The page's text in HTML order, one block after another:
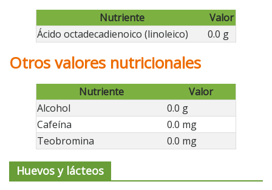
Nutriente
Valor
Ácido octadecadienoico (linoleico)
0.0 g
Otros valores nutricionales
Nutriente
Valor
Alcohol
0.0 g
Cafeína
0.0 mg
Teobromina
0.0 mg
Huevos y lácteos